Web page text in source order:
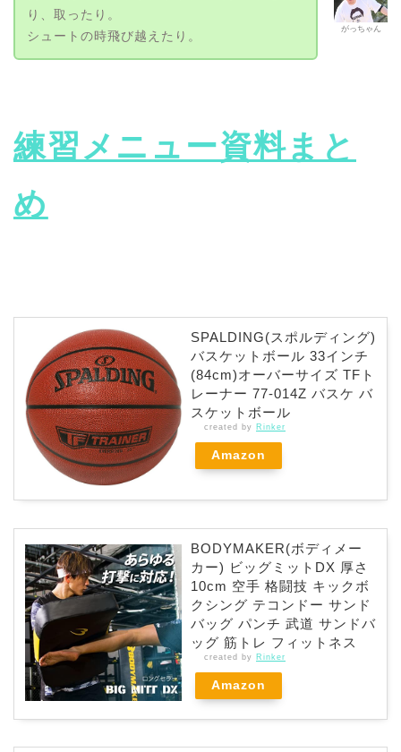
がっちゃん
り、取ったり。
シュートの時飛び越えたり。
練習メニュー資料まと
め
SPALDING(スポルディング)
バスケットボール 33インチ
(84cm)オーバーサイズ TFト
レーナー 77-014Z バスケ バ
スケットボール
created by Rinker
Amazon
BODYMAKER(ボディメー
カー) ビッグミットDX 厚さ
10cm 空手 格闘技 キックボ
クシング テコンドー サンド
バッグ パンチ 武道 サンドバ
ッグ 筋トレ フィットネス
created by Rinker
Amazon